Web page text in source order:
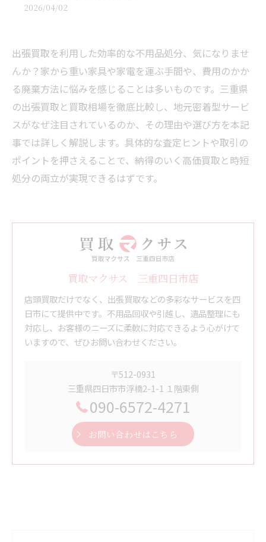
2026/04/02
出張買取を利用した効率的な不用品処分、気になりませ
んか？家から重い家具や家電を運ぶ手間や、費用のかか
る廃棄方法に悩みを感じることは多いものです。三重県
の出張買取と買取相場を徹底比較し、地元密着型サービ
スがなぜ注目されているのか、その理由や選び方を本記
事では詳しく解説します。具体的な査定ヒントや取引の
ポイントを押さえることで、納得のいく高価買取と時短
処分の両立が実現できるはずです。
買取マクサス 三重四日市店
店頭買取だけでなく、出張買取などの多彩なサービスを四
日市にて提供中です。不用品回収や引越し、遺品整理にも
対応し、お客様のニーズに柔軟に対応できるよう心がけて
いますので、ぜひお問い合わせください。
〒512-0931
三重県四日市市浮橋2-1-1 １階東側
090-6572-4271
お問い合わせはこちら